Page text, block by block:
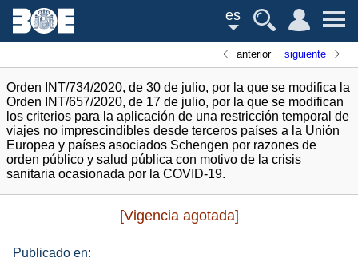
es
anterior siguiente
Orden INT/734/2020, de 30 de julio, por la que se modifica la
Orden INT/657/2020, de 17 de julio, por la que se modifican
los criterios para la aplicación de una restricción temporal de
viajes no imprescindibles desde terceros países a la Unión
Europea y países asociados Schengen por razones de
orden público y salud pública con motivo de la crisis
sanitaria ocasionada por la COVID-19.
[Vigencia agotada]
Publicado en: